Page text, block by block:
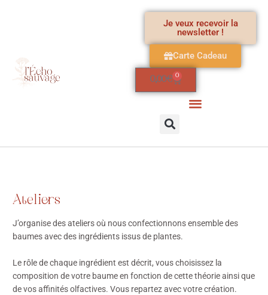
Je veux recevoir la
newsletter !
Carte Cadeau
0,00€ 0
Panier
Ateliers
J’organise des ateliers où nous confectionnons ensemble des
baumes avec des ingrédients issus de plantes.
Le rôle de chaque ingrédient est décrit, vous choisissez la
composition de votre baume en fonction de cette théorie ainsi que
de vos affinités olfactives. Vous repartez avec votre création.